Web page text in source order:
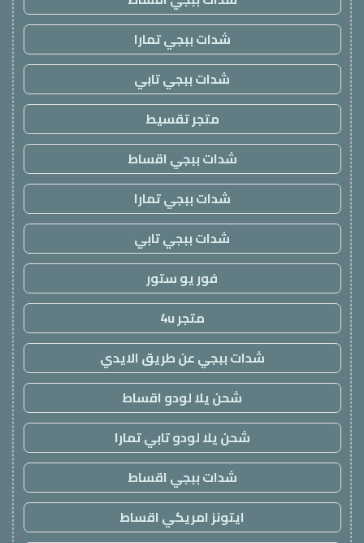
شدات ببجي تمارا
شدات ببجي تابي
متجر تقسيط
شدات ببجي اقساط
شدات ببجي تمارا
شدات ببجي تابي
فور يو ستور
متجر 4u
شدات ببجي عن طريق الايدي
شحن يلا لودو اقساط
شحن يلا لودو تابي تمارا
شدات ببجي اقساط
ايتونز امريكي اقساط